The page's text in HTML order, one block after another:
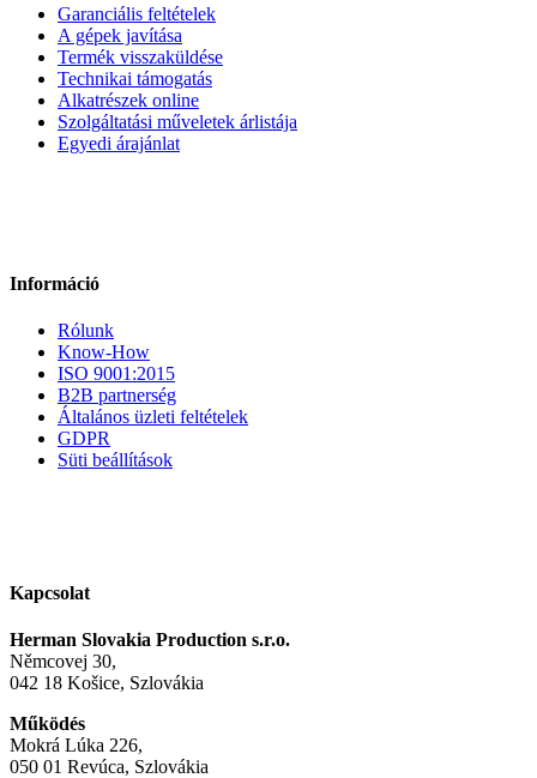
Garanciális feltételek
A gépek javítása
Termék visszaküldése
Technikai támogatás
Alkatrészek online
Szolgáltatási műveletek árlistája
Egyedi árajánlat
Információ
Rólunk
Know-How
ISO 9001:2015
B2B partnerség
Általános üzleti feltételek
GDPR
Süti beállítások
Kapcsolat
Herman Slovakia Production s.r.o.
Němcovej 30,
042 18 Košice, Szlovákia
Működés
Mokrá Lúka 226,
050 01 Revúca, Szlovákia